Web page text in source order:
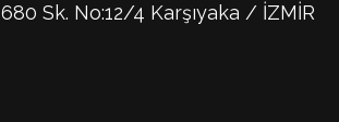
Sk. No:12/4 Karşıyaka / İZMİR